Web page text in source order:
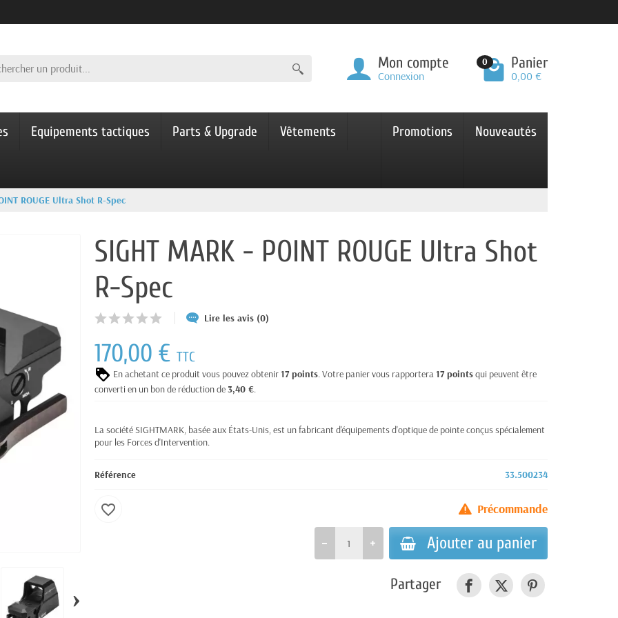
Mon compte
Connexion
0 Panier
0,00 €
Equipements tactiques Parts & Upgrade Vêtements Promotions Nouveautés
ROUGE Ultra Shot R-Spec
›
SIGHT MARK - POINT ROUGE Ultra Shot
R-Spec
Lire les avis (0)
170,00 €TTC
En achetant ce produit vous pouvez obtenir17 points. Votre panier vous rapportera17 pointsqui peuvent être
converti en un bon de réduction de3,40 €.
La société SIGHTMARK, basée aux États-Unis, est un fabricant d'équipements d'optique de pointe conçus spécialement
pour les Forces d'Intervention.
Référence 33.500234
Précommande
Ajouter au panier
favorite_border
Partager